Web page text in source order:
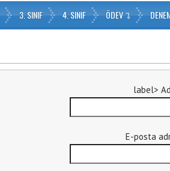
3. SINIF 4. SINIF ÖDEV
label>
E-posta